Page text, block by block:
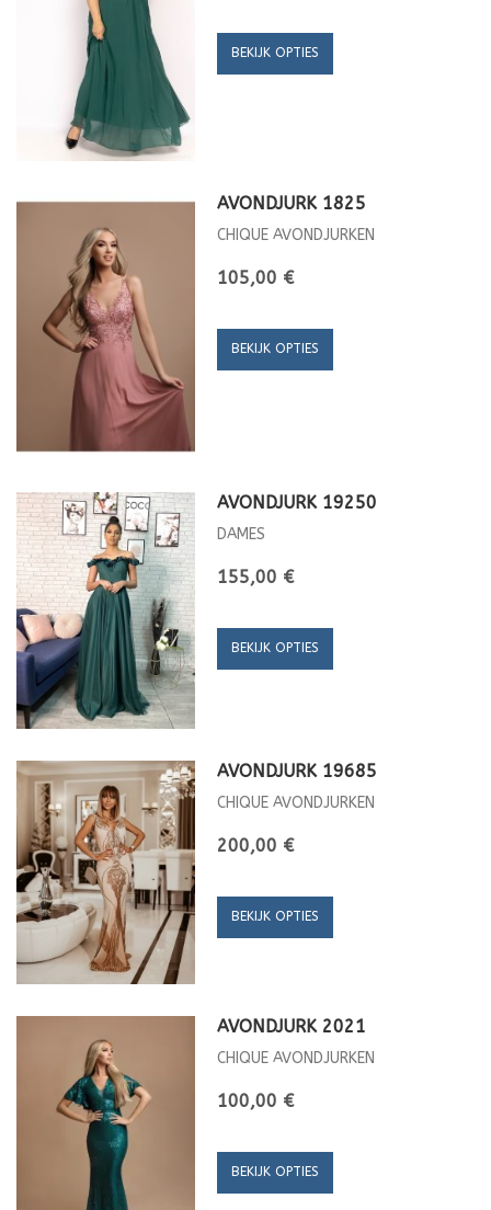
BEKIJK OPTIES
AVONDJURK 1825
CHIQUE AVONDJURKEN
105,00 €
BEKIJK OPTIES
AVONDJURK 19250
DAMES
155,00 €
BEKIJK OPTIES
AVONDJURK 19685
CHIQUE AVONDJURKEN
200,00 €
BEKIJK OPTIES
AVONDJURK 2021
CHIQUE AVONDJURKEN
100,00 €
BEKIJK OPTIES